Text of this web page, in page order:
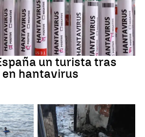
un turista tras
hantavirus